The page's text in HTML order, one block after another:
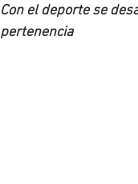
Con el deporte se
pertenencia